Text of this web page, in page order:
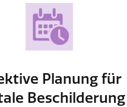
Planung für
Beschilderung